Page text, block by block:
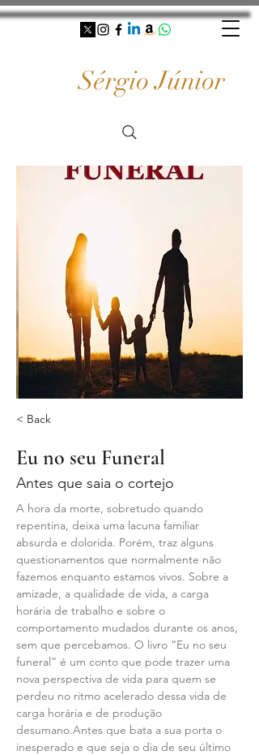
Sérgio Júnior
< Back
Eu no seu Funeral
Antes que saia o cortejo
A hora da morte, sobretudo quando
repentina, deixa uma lacuna familiar
absurda e dolorida. Porém, traz alguns
questionamentos que normalmente não
fazemos enquanto estamos vivos. Sobre a
amizade, a qualidade de vida, a carga
horária de trabalho e sobre o
comportamento mudados durante os anos,
sem que percebamos. O livro “Eu no seu
funeral” é um conto que pode trazer uma
nova perspectiva de vida para quem se
perdeu no ritmo acelerado dessa vida de
carga horária e de produção
desumano.Antes que bata a sua porta o
inesperado e que seja o dia de seu último